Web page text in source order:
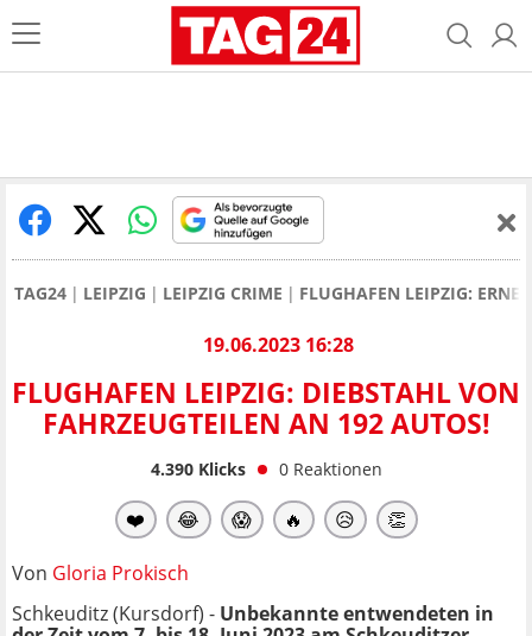
TAG24 LEIPZIG LEIPZIG CRIME FLUGHAFEN LEIPZIG:
19.06.2023 16:28
FLUGHAFEN LEIPZIG: DIEBSTAHL VON
FAHRZEUGTEILEN AN 192 AUTOS!
4.390Klicks 0 Reaktionen
❤️ 😂 😱 🔥 😥 👏
Von Gloria Prokisch
Schkeuditz (Kursdorf) - Unbekannte entwendeten in